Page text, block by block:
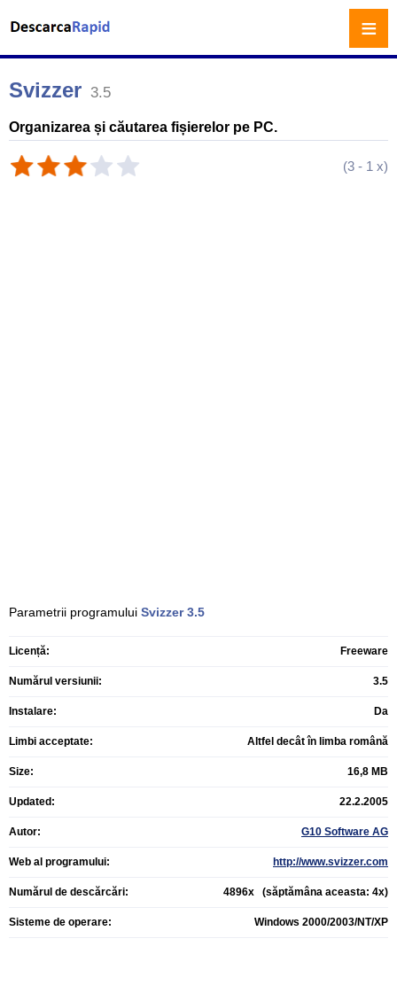
Svizzer 3.5
Organizarea și căutarea fișierelor pe PC.
(3 - 1 x)
Parametrii programului Svizzer 3.5
Licență: Freeware
Numărul versiunii: 3.5
Instalare: Da
Limbi acceptate: Altfel decât în limba română
Size: 16,8 MB
Updated: 22.2.2005
Autor: G10 Software AG
Web al programului: http://www.svizzer.com
Numărul de descărcări: 4896x (săptămâna aceasta: 4x)
Sisteme de operare: Windows 2000/2003/NT/XP
≡